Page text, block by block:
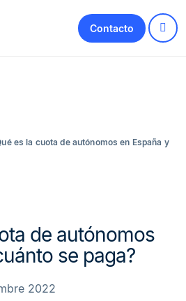
Contacto
es la cuota de autónomos en España y
de autónomos
se paga?
2022